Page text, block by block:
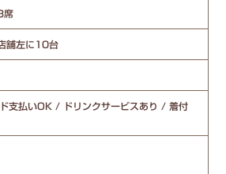
席
舗左に10台
支払いOK / ドリンクサービスあり / 着付